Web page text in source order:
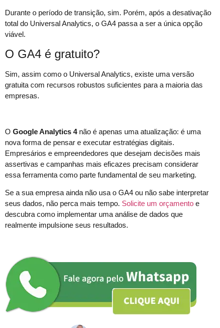
Durante o período de transição, sim. Porém, após a desativação
total do Universal Analytics, o GA4 passa a ser a única opção
viável.
O GA4 é gratuito?
Sim, assim como o Universal Analytics, existe uma versão
gratuita com recursos robustos suficientes para a maioria das
empresas.
O Google Analytics 4não é apenas uma atualização: é uma
nova forma de pensar e executar estratégias digitais.
Empresários e empreendedores que desejam decisões mais
assertivas e campanhas mais eficazes precisam considerar
essa ferramenta como parte fundamental de seu marketing.
Se a sua empresa ainda não usa o GA4 ou não sabe interpretar
seus dados, não perca mais tempo. Solicite um orçamento e
descubra como implementar uma análise de dados que
realmente impulsione seus resultados.